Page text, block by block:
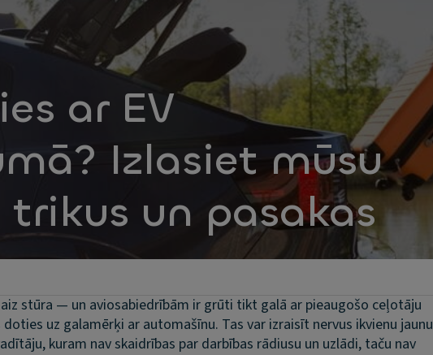
ar EV
Izlasiet mūsu
un pasakas
stūra — un aviosabiedrībām ir grūti tikt galā ar pieaugošo ceļotāju
uz galamērķi ar automašīnu. Tas var izraisīt nervus ikvienu jaunu
kuram nav skaidrības par darbības rādiusu un uzlādi, taču nav